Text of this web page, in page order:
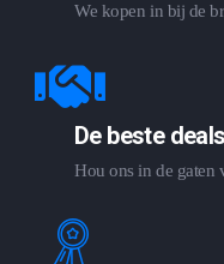
We kopen in bij de
De beste deals
Hou ons in de gaten